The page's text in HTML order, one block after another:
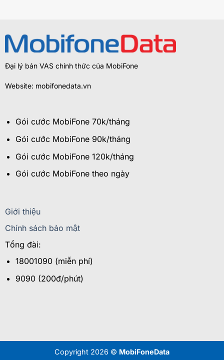
Đại lý bán VAS chính thức của MobiFone
Website: mobifonedata.vn
Gói cước MobiFone 70k/tháng
Gói cước MobiFone 90k/tháng
Gói cước MobiFone 120k/tháng
Gói cước MobiFone theo ngày
Giới thiệu
Chính sách bảo mật
Tổng đài:
18001090 (miễn phí)
9090 (200đ/phút)
Copyright 2026 © MobiFoneData